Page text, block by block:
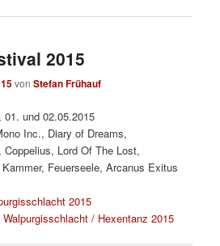
2015
vonStefan Frühauf
01. und 02.05.2015
Inc., Diary of Dreams,
Coppelius, Lord Of The Lost,
Feuerseele, Arcanus Exitus
2015
/ Hexentanz 2015